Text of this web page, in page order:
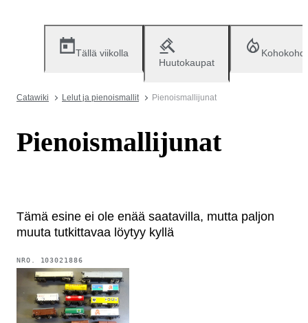
Tällä viikolla
Huutokaupat
Catawiki Lelut ja pienoismallit Pienoismallijunat
Pienoismallijunat
Tämä esine ei ole enää saatavilla, mutta paljon
muuta tutkittavaa löytyy kyllä
NRO. 103021886